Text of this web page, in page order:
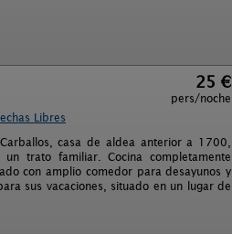
25 €
pers/noche
Libres
casa de aldea anterior a 1700,
trato familiar. Cocina completamente
con amplio comedor para desayunos y
sus vacaciones, situado en un lugar de